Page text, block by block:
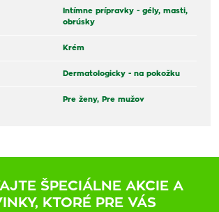
Intímne prípravky - gély, masti,
obrúsky
Krém
Dermatologicky - na pokožku
Pre ženy, Pre mužov
ŠPECIÁLNE AKCIE A
KTORÉ PRE VÁS